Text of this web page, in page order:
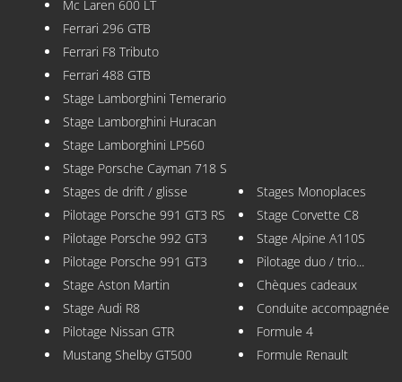
Mc Laren 600 LT
Ferrari 296 GTB
Ferrari F8 Tributo
Ferrari 488 GTB
Stage Lamborghini Temerario
Stage Lamborghini Huracan
Stage Lamborghini LP560
Stage Porsche Cayman 718 S
Stages de drift / glisse
Pilotage Porsche 991 GT3 RS
Pilotage Porsche 992 GT3
Pilotage Porsche 991 GT3
Stage Aston Martin
Stage Audi R8
Pilotage Nissan GTR
Mustang Shelby GT500
Stages Monoplaces
Stage Corvette C8
Stage Alpine A110S
Pilotage duo / trio...
Chèques cadeaux
Conduite accompagnée
Formule 4
Formule Renault